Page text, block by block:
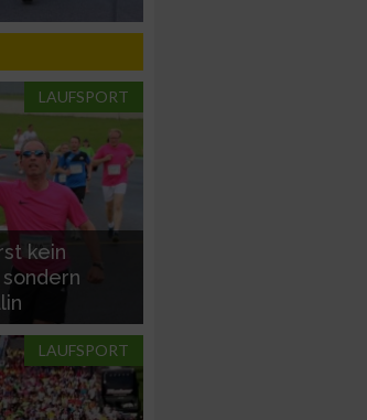
LAUFSPORT
kein
LAUFSPORT